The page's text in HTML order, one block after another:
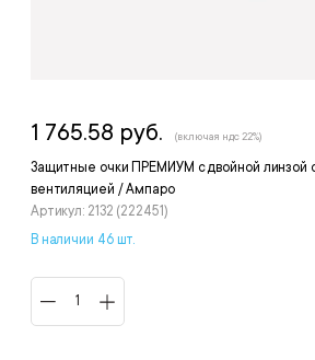
Защитные очки ПРЕМИУМ с двойной линзой
вентиляцией / Ампаро
Артикул: 2132 (222451)
1 765.58 руб. (включая ндс 22%)
В наличии 46 шт.